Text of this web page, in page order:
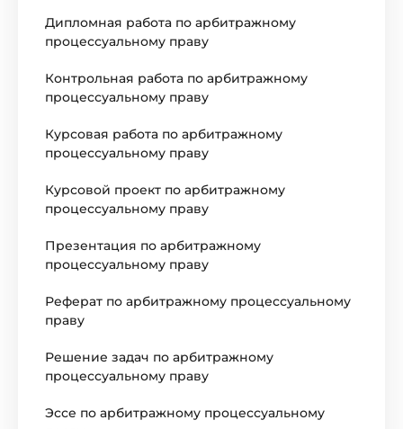
Дипломная работа по арбитражному
процессуальному праву
Контрольная работа по арбитражному
процессуальному праву
Курсовая работа по арбитражному
процессуальному праву
Курсовой проект по арбитражному
процессуальному праву
Презентация по арбитражному
процессуальному праву
Реферат по арбитражному процессуальному
праву
Решение задач по арбитражному
процессуальному праву
Эссе по арбитражному процессуальному